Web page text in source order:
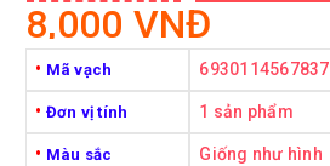
8,000 VNĐ
• Mã vạch 6930114567837
• Đơn vị tính 1 sản phẩm
• Màu sắc Giống như hình